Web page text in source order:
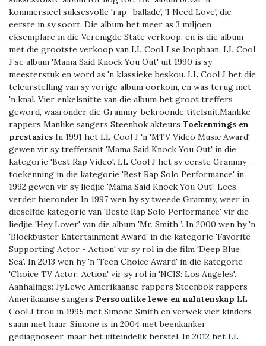
kommersieel suksesvolle 'rap -ballade', 'I Need Love', die
eerste in sy soort. Die album het meer as 3 miljoen
eksemplare in die Verenigde State verkoop, en is die album
met die grootste verkoop van LL Cool J se loopbaan. LL Cool
J se album 'Mama Said Knock You Out' uit 1990 is sy
meesterstuk en word as 'n klassieke beskou. LL Cool J het die
teleurstelling van sy vorige album oorkom, en was terug met
'n knal. Vier enkelsnitte van die album het groot treffers
geword, waaronder die Grammy-bekroonde titelsnit.Manlike
rappers Manlike sangers Steenbok akteurs Toekennings en
prestasies In 1991 het LL Cool J 'n 'MTV Video Music Award'
gewen vir sy treffersnit 'Mama Said Knock You Out' in die
kategorie 'Best Rap Video'. LL Cool J het sy eerste Grammy -
toekenning in die kategorie 'Best Rap Solo Performance' in
1992 gewen vir sy liedjie 'Mama Said Knock You Out'. Lees
verder hieronder In 1997 wen hy sy tweede Grammy, weer in
dieselfde kategorie van 'Beste Rap Solo Performance' vir die
liedjie 'Hey Lover' van die album 'Mr. Smith ’. In 2000 wen hy 'n
'Blockbuster Entertainment Award' in die kategorie 'Favorite
Supporting Actor - Action' vir sy rol in die film 'Deep Blue
Sea'. In 2013 wen hy 'n 'Teen Choice Award' in die kategorie
'Choice TV Actor: Action' vir sy rol in 'NCIS: Los Angeles'.
Aanhalings: Jy,Lewe Amerikaanse rappers Steenbok rappers
Amerikaanse sangers Persoonlike lewe en nalatenskap LL
Cool J trou in 1995 met Simone Smith en verwek vier kinders
saam met haar. Simone is in 2004 met beenkanker
gediagnoseer, maar het uiteindelik herstel. In 2012 het LL